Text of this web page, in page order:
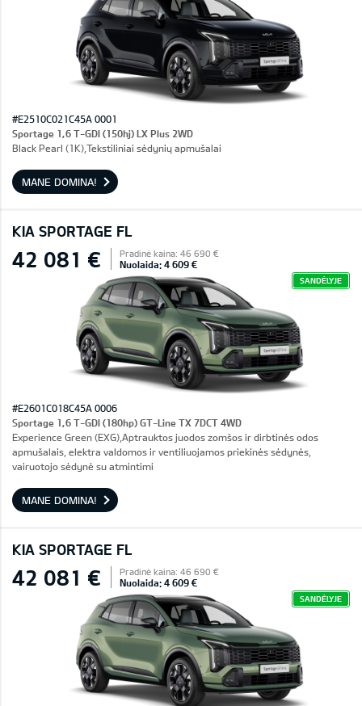
#E2510C021C45A 0001
Sportage 1,6 T-GDI (150hj) LX Plus 2WD
Black Pearl (1K),Tekstiliniai sėdynių apmušalai
MANE DOMINA!
KIA SPORTAGE FL
42 081 € Pradinė kaina: 46 690 €
Nuolaida: 4 609 €
SANDĖLYJE
#E2601C018C45A 0006
Sportage 1,6 T-GDI (180hp) GT-Line TX 7DCT 4WD
Experience Green (EXG),Aptrauktos juodos zomšos ir dirbtinės odos
apmušalais, elektra valdomos ir ventiliuojamos priekinės sėdynės,
vairuotojo sėdynė su atmintimi
MANE DOMINA!
KIA SPORTAGE FL
42 081 € Pradinė kaina: 46 690 €
Nuolaida: 4 609 €
SANDĖLYJE